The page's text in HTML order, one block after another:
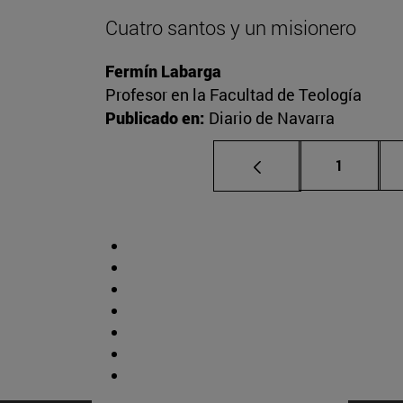
Cuatro santos y un misionero
Fermín Labarga
Profesor en la Facultad de Teología
Publicado en: Diario de Navarra
Página
1